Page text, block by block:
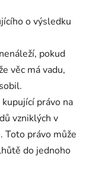
o výsledku
pokud
věc má vadu,
právo na
vzniklých v
Toto právo může
do jednoho